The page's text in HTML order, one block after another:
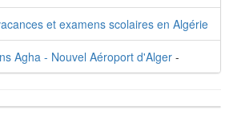
et examens scolaires en Algérie
Agha - Nouvel Aéroport d'Alger -